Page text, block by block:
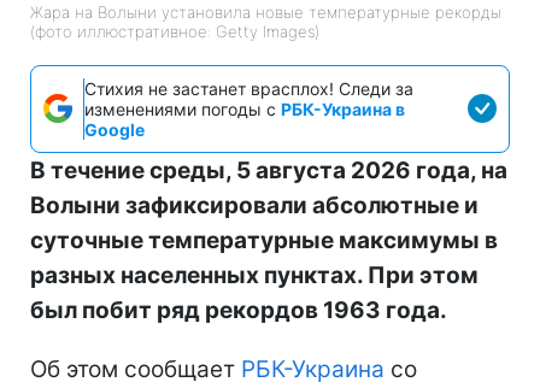
Жара на Волыни установила новые температурные рекорды
(фото иллюстративное: Getty Images)
Стихия не застанет врасплох! Следи за
изменениями погоды с РБК-Украина в
Google
В течение среды, 5 августа 2026 года, на
Волыни зафиксировали абсолютные и
суточные температурные максимумы в
разных населенных пунктах. При этом
был побит ряд рекордов 1963 года.
Об этом сообщает РБК-Украина со